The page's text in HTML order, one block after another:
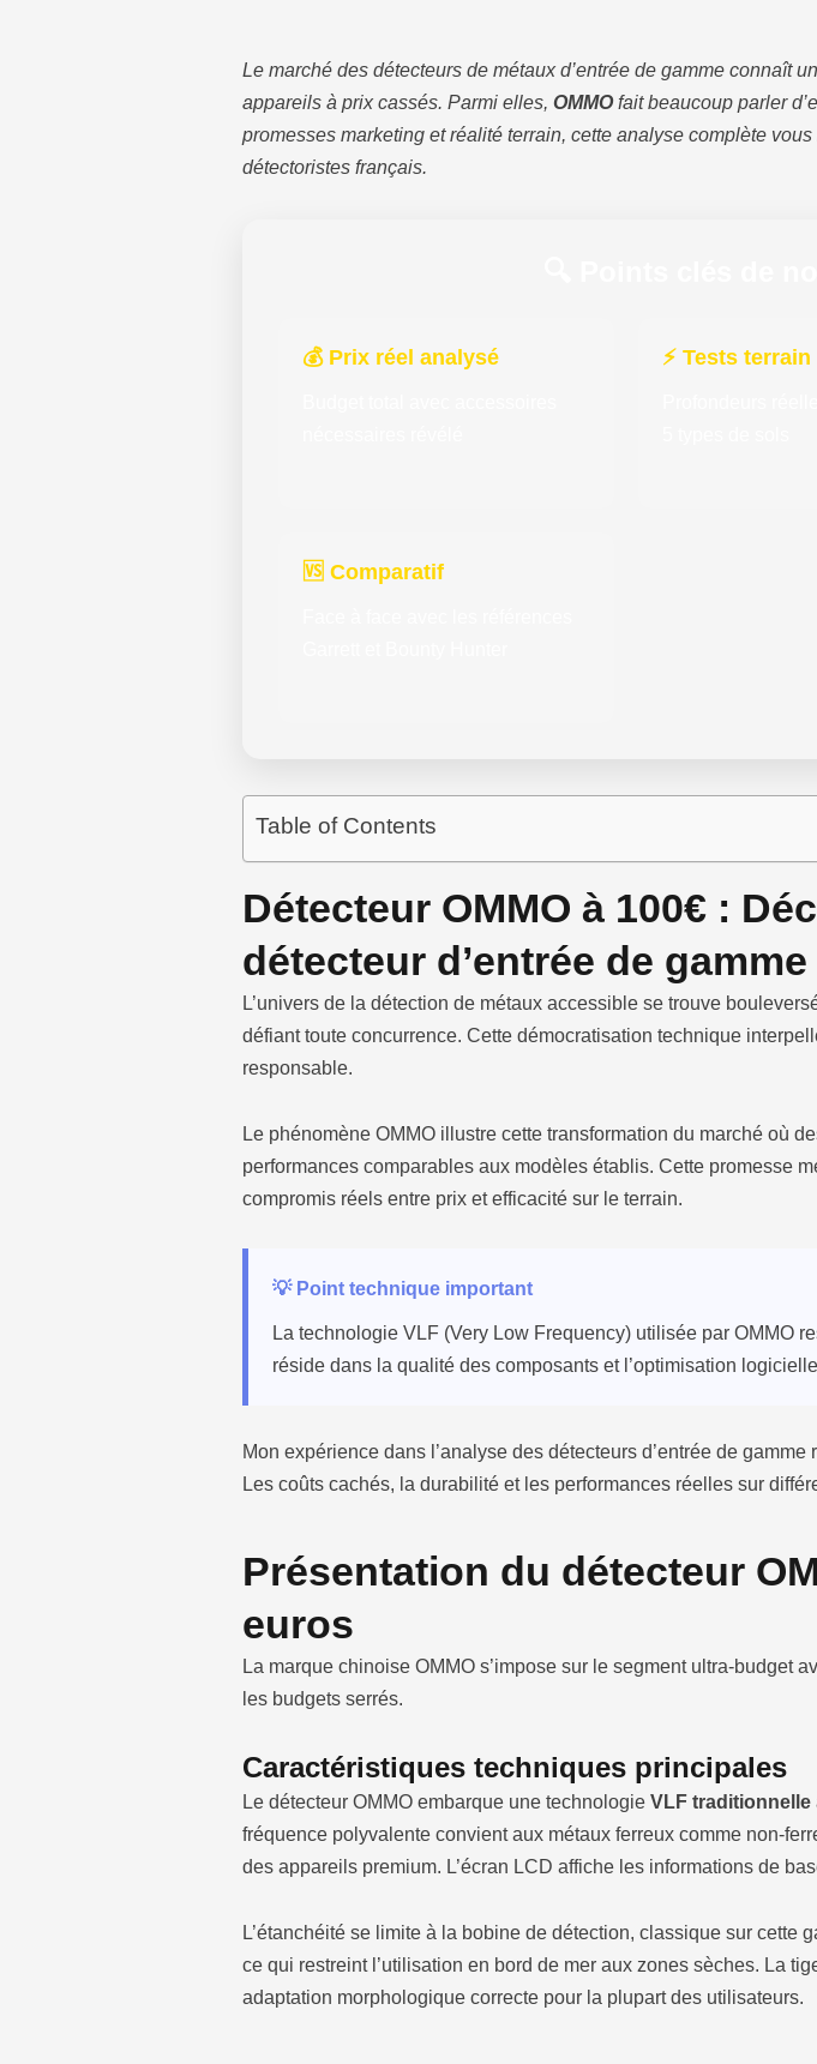
Le marché des détecteurs de métaux d’entrée de gamme connaît
appareils à prix cassés. Parmi elles, OMMOfait beaucoup parler
promesses marketing et réalité terrain, cette analyse complète
détectoristes français.
💰 Prix réel analysé ⚡ Tests terrain
🆚 Comparatif
Table of Contents
Détecteur OMMO à 100€ :
détecteur d’entrée de gamme
L’univers de la détection de métaux accessible se trouve
défiant toute concurrence. Cette démocratisation technique
responsable.
Le phénomène OMMO illustre cette transformation du marché où
performances comparables aux modèles établis. Cette promesse
compromis réels entre prix et efficacité sur le terrain.
💡 Point technique important
La technologie VLF (Very Low Frequency) utilisée par OMMO
réside dans la qualité des composants et l’optimisation
Mon expérience dans l’analyse des détecteurs d’entrée de
Les coûts cachés, la durabilité et les performances réelles sur
Présentation du détecteur
euros
La marque chinoise OMMO s’impose sur le segment ultra-budget
les budgets serrés.
Caractéristiques techniques principales
Le détecteur OMMO embarque une technologie VLF traditionnelle
fréquence polyvalente convient aux métaux ferreux comme non-
des appareils premium. L’écran LCD affiche les informations de
L’étanchéité se limite à la bobine de détection, classique sur cette
ce qui restreint l’utilisation en bord de mer aux zones sèches. La
adaptation morphologique correcte pour la plupart des utilisateurs.